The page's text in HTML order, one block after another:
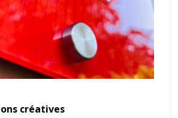
créatives